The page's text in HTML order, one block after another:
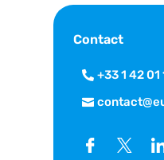
Contact
+33 1 42 01